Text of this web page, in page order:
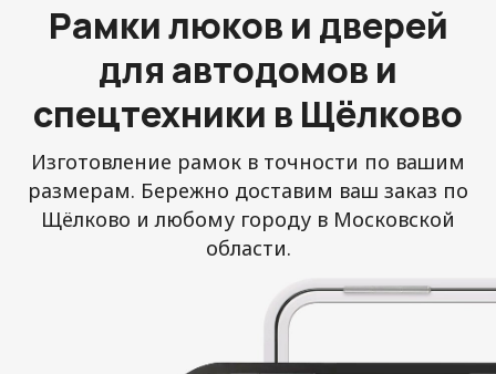
Рамки люков и дверей
для автодомов и
спецтехники в Щёлково
Изготовление рамок в точности по вашим
размерам. Бережно доставим ваш заказ по
Щёлково и любому городу в Московской
области.